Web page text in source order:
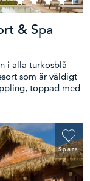
& Spa
i alla turkosblå
som är väldigt
toppad med
Spara